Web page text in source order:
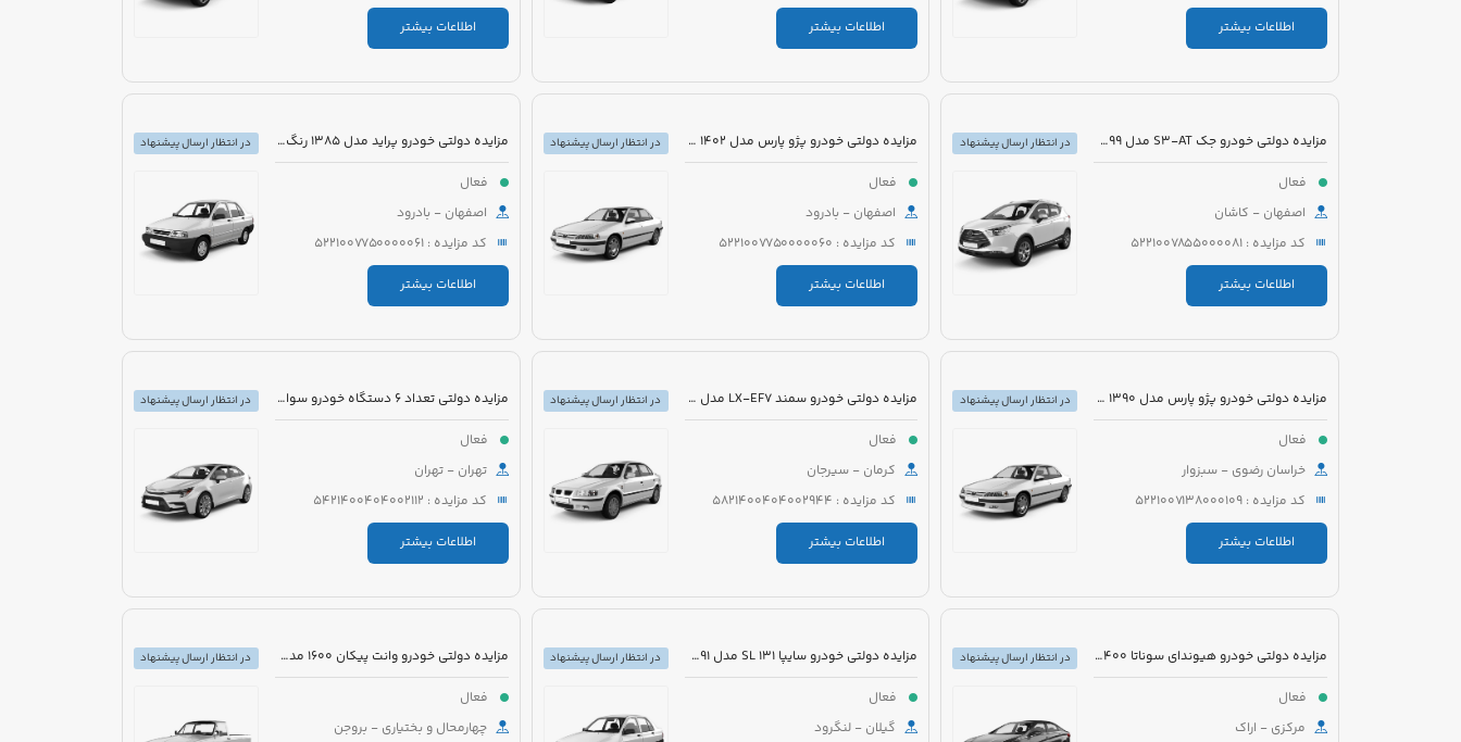
اطلاعات بیشتر
اطلاعات بیشتر
اطلاعات بیشتر
مزایده دولتی خودرو جک S3-AT مدل 1399 رنگ مشکی
فعال
اصفهان - کاشان
کد مزایده : 5221007855000081
اطلاعات بیشتر
در انتظار ارسال پیشنهاد
مزایده دولتی خودرو پژو پارس مدل 1402 رنگ سفید
فعال
اصفهان - بادرود
کد مزایده : 5221007750000060
اطلاعات بیشتر
در انتظار ارسال پیشنهاد
مزایده دولتی خودرو پراید مدل 1385 رنگ نقره ای
فعال
اصفهان - بادرود
کد مزایده : 5221007750000061
اطلاعات بیشتر
در انتظار ارسال پیشنهاد
مزایده دولتی خودرو پژو پارس مدل 1390 رنگ سفید
فعال
خراسان رضوی - سبزوار
کد مزایده : 5221007138000109
اطلاعات بیشتر
در انتظار ارسال پیشنهاد
مزایده دولتی خودرو سمند LX-EF7 مدل 1396 رنگ سفید
فعال
کرمان - سیرجان
کد مزایده : 5821400404002944
اطلاعات بیشتر
در انتظار ارسال پیشنهاد
مزایده دولتی تعداد 6 دستگاه خودرو سواری تویوتا کرولا PIONEER هیبرید 1800cc مدل 2023
فعال
تهران - تهران
کد مزایده : 5421400404002112
اطلاعات بیشتر
در انتظار ارسال پیشنهاد
مزایده دولتی خودرو هیوندای سوناتا YF2400 مدل 2012 رنگ سفید متالیک
فعال
مرکزی - اراک
در انتظار ارسال پیشنهاد
مزایده دولتی خودرو سایپا 131 SL مدل 1391 رنگ نوک مدادی متالیک
فعال
گیلان - لنگرود
در انتظار ارسال پیشنهاد
مزایده دولتی خودرو وانت پیکان 1600 مدل 1386 رنگ سفید روغنی
فعال
چهارمحال و بختیاری - بروجن
در انتظار ارسال پیشنهاد